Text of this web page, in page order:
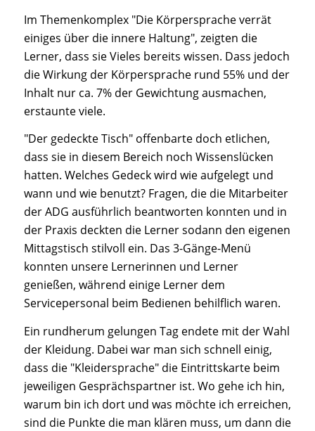
Im Themenkomplex "Die Körpersprache verrät
einiges über die innere Haltung", zeigten die
Lerner, dass sie Vieles bereits wissen. Dass jedoch
die Wirkung der Körpersprache rund 55% und der
Inhalt nur ca. 7% der Gewichtung ausmachen,
erstaunte viele.
"Der gedeckte Tisch" offenbarte doch etlichen,
dass sie in diesem Bereich noch Wissenslücken
hatten. Welches Gedeck wird wie aufgelegt und
wann und wie benutzt? Fragen, die die Mitarbeiter
der ADG ausführlich beantworten konnten und in
der Praxis deckten die Lerner sodann den eigenen
Mittagstisch stilvoll ein. Das 3-Gänge-Menü
konnten unsere Lernerinnen und Lerner
genießen, während einige Lerner dem
Servicepersonal beim Bedienen behilflich waren.
Ein rundherum gelungen Tag endete mit der Wahl
der Kleidung. Dabei war man sich schnell einig,
dass die "Kleidersprache" die Eintrittskarte beim
jeweiligen Gesprächspartner ist. Wo gehe ich hin,
warum bin ich dort und was möchte ich erreichen,
sind die Punkte die man klären muss, um dann die